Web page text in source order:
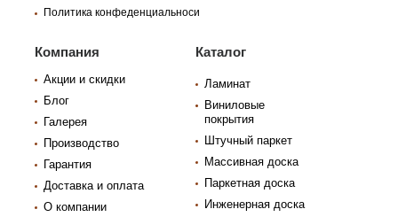
Политика конфеденциальноси
Компания
Акции и скидки
Блог
Галерея
Производство
Гарантия
Доставка и оплата
О компании
Каталог
Ламинат
Виниловые
покрытия
Штучный паркет
Массивная доска
Паркетная доска
Инженерная доска